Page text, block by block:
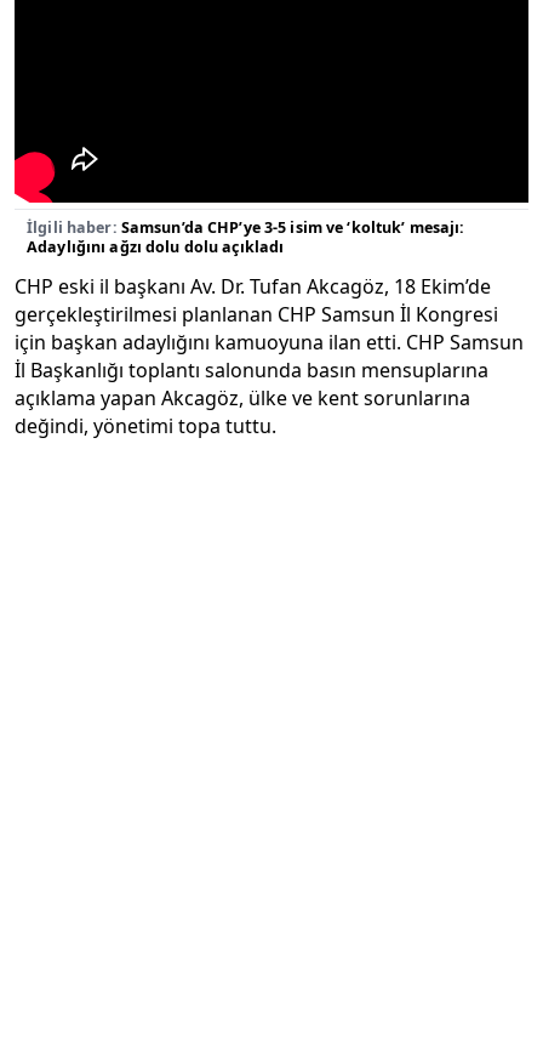
İlgili haber: Samsun’da CHP’ye 3-5 isim ve ‘koltuk’ mesajı:
Adaylığını ağzı dolu dolu açıkladı
CHP eski il başkanı Av. Dr. Tufan Akcagöz, 18 Ekim’de
gerçekleştirilmesi planlanan CHP Samsun İl Kongresi
için başkan adaylığını kamuoyuna ilan etti. CHP Samsun
İl Başkanlığı toplantı salonunda basın mensuplarına
açıklama yapan Akcagöz, ülke ve kent sorunlarına
değindi, yönetimi topa tuttu.